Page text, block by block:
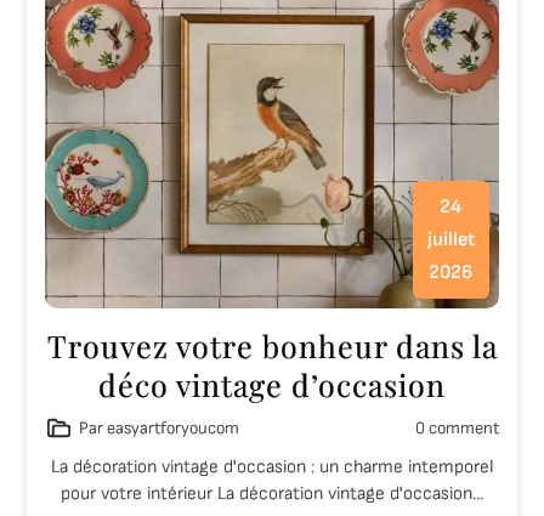
24
juillet
2026
Trouvez votre bonheur dans la
déco vintage d’occasion
Par easyartforyoucom 0 comment
La décoration vintage d'occasion : un charme intemporel
pour votre intérieur La décoration vintage d'occasion…